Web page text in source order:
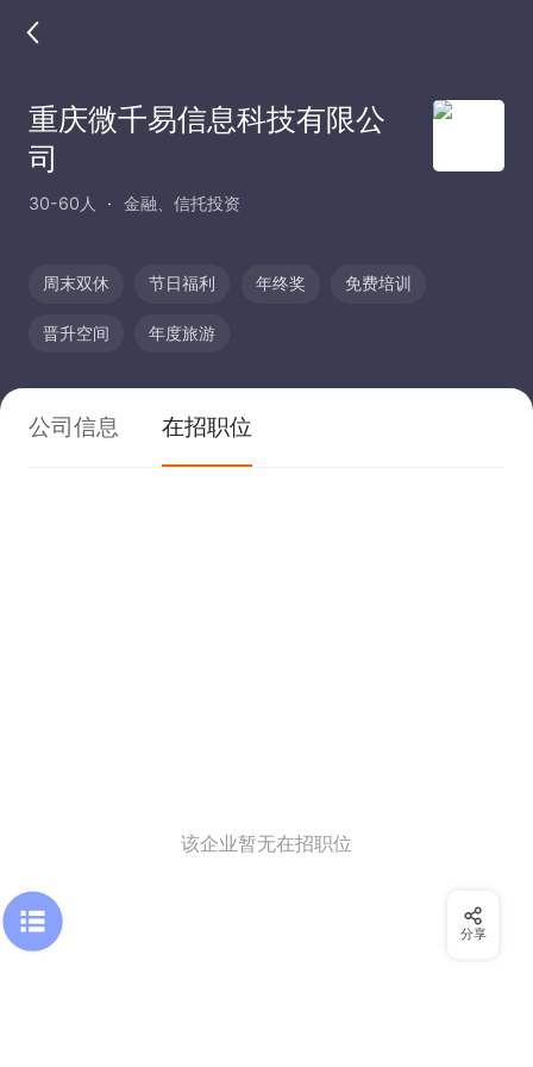
重庆微千易信息科技有限公
司
30-60人 金融、信托投资
周末双休 节日福利 年终奖 免费培训
晋升空间 年度旅游
公司信息 在招职位
该企业暂无在招职位
分享